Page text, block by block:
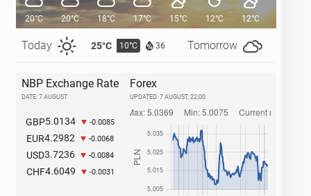
20°C
Today 25°C 10°C 36 Tomorrow
20°C 18°C 17°C 15°C 12°C 12°C
NBP Exchange Rate
DATE: 7 AUGUST
GBP5.0134 -0.0085
EUR4.2982 -0.0068
USD3.7236 -0.0084
CHF4.6049 -0.0031
Forex
UPDATED: 7 AUGUST, 22:00